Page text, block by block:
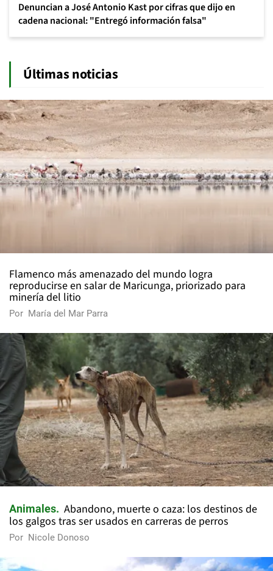
Denuncian a José Antonio Kast por cifras que dijo en
cadena nacional: "Entregó información falsa"
Últimas noticias
Flamenco más amenazado del mundo logra
reproducirse en salar de Maricunga, priorizado para
minería del litio
Por María del Mar Parra
Animales
Abandono, muerte o caza: los destinos de
los galgos tras ser usados en carreras de perros
Por Nicole Donoso